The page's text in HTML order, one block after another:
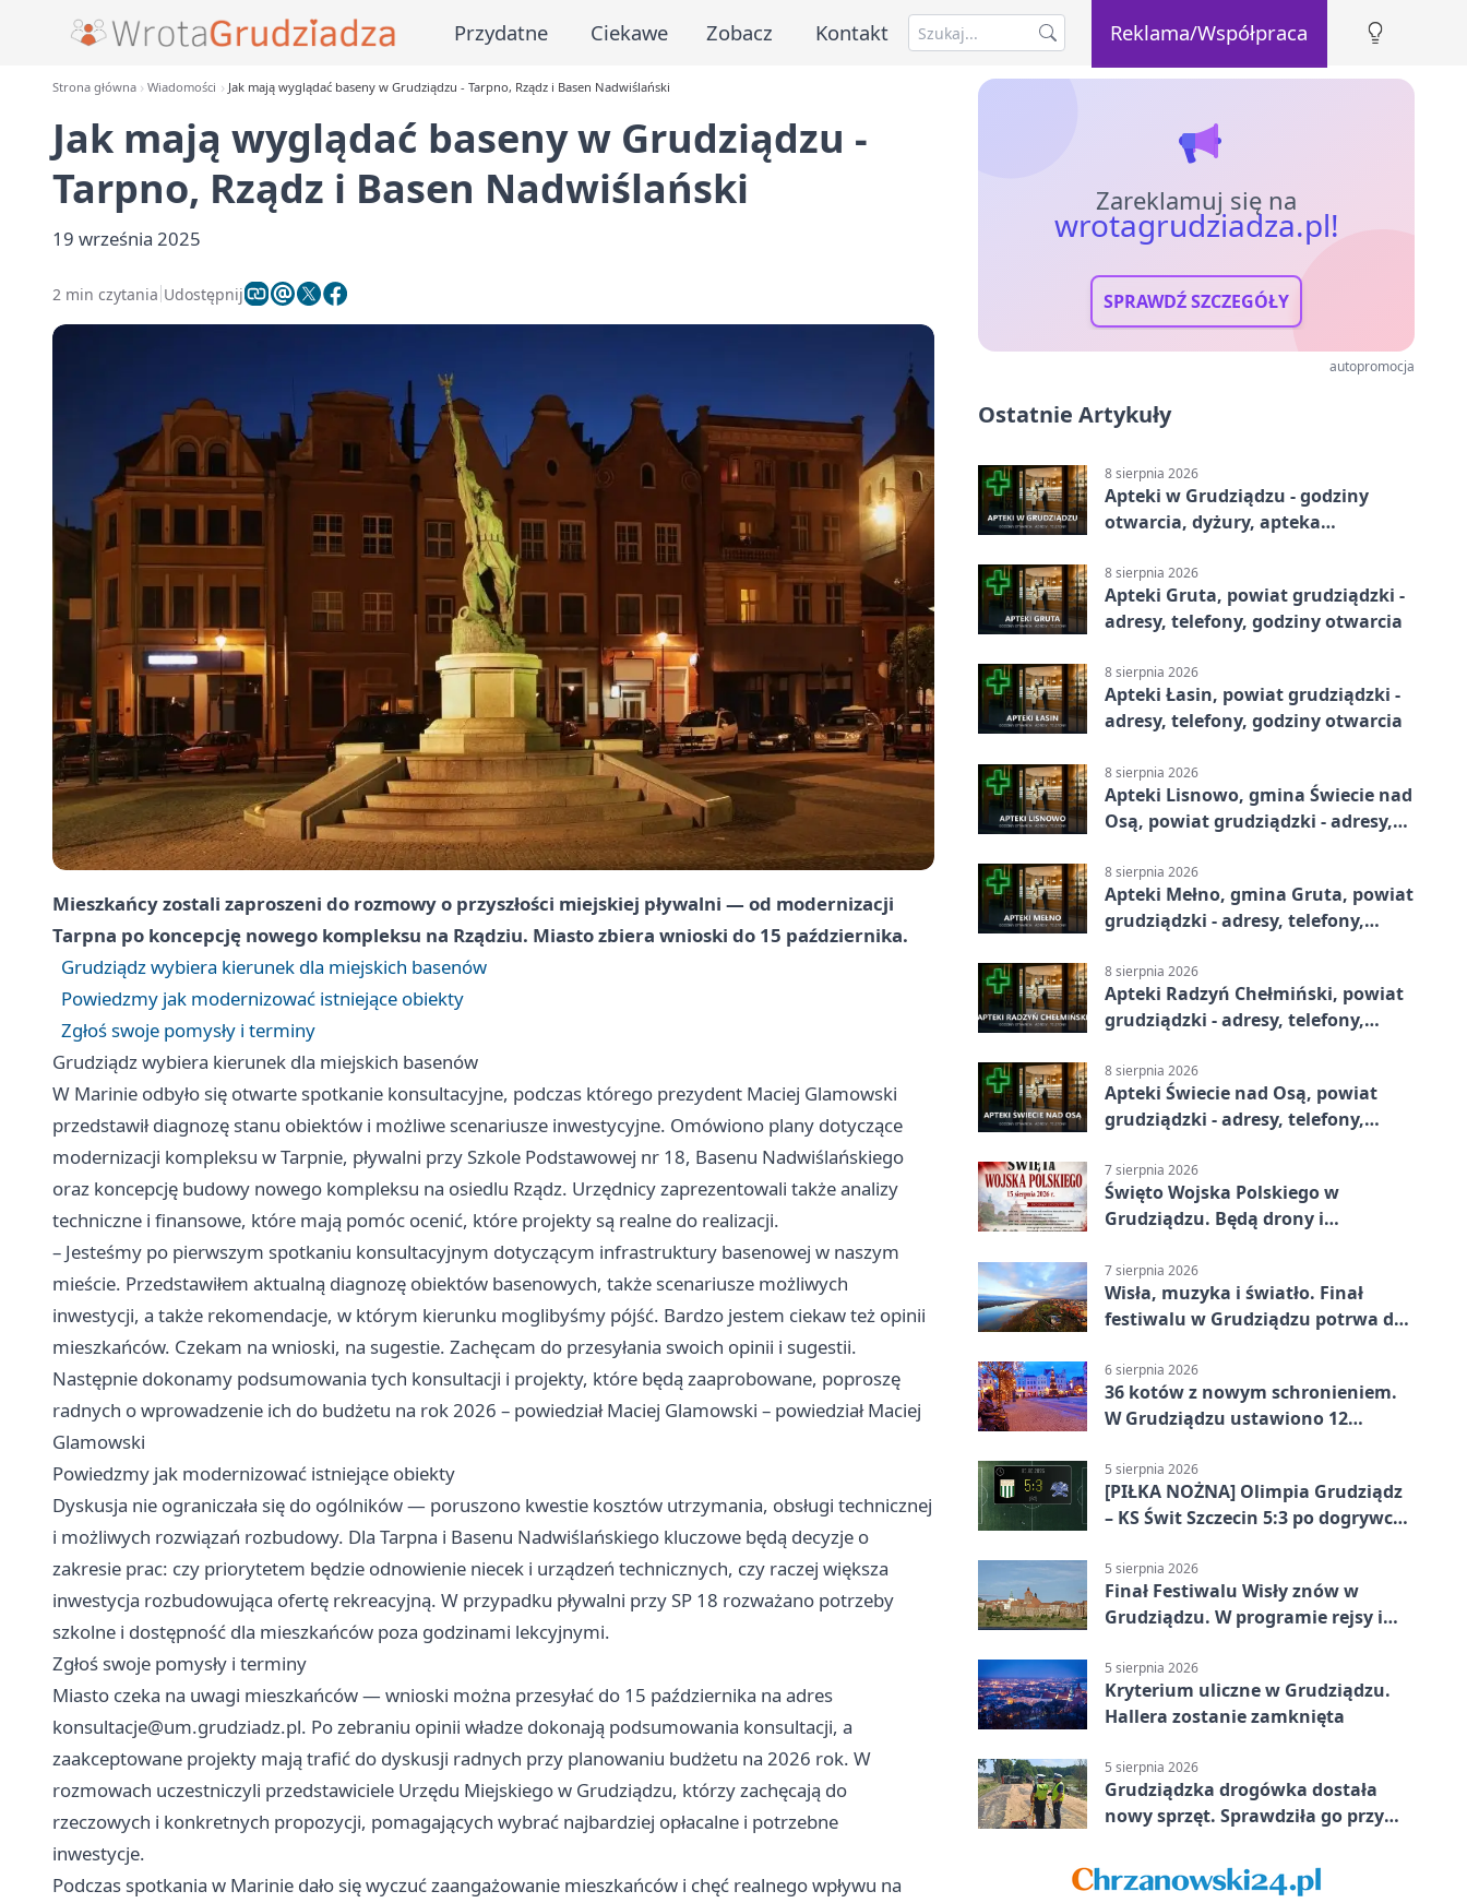
Przydatne Ciekawe Zobacz Kontakt Reklama/Współpraca
Strona główna Wiadomości Jak mają wyglądać baseny w Grudziądzu - Tarpno, Rządz i Basen Nadwiślański
Jak mają wyglądać baseny w Grudziądzu -
Tarpno, Rządz i Basen Nadwiślański
19 września 2025
2 min czytania Udostępnij
Mieszkańcy zostali zaproszeni do rozmowy o przyszłości miejskiej pływalni — od modernizacji
Tarpna po koncepcję nowego kompleksu na Rządziu. Miasto zbiera wnioski do 15 października.
Grudziądz wybiera kierunek dla miejskich basenów
Powiedzmy jak modernizować istniejące obiekty
Zgłoś swoje pomysły i terminy
Grudziądz wybiera kierunek dla miejskich basenów
W Marinie odbyło się otwarte spotkanie konsultacyjne, podczas którego prezydent Maciej Glamowski
przedstawił diagnozę stanu obiektów i możliwe scenariusze inwestycyjne. Omówiono plany dotyczące
modernizacji kompleksu w Tarpnie, pływalni przy Szkole Podstawowej nr 18, Basenu Nadwiślańskiego
oraz koncepcję budowy nowego kompleksu na osiedlu Rządz. Urzędnicy zaprezentowali także analizy
techniczne i finansowe, które mają pomóc ocenić, które projekty są realne do realizacji.
– Jesteśmy po pierwszym spotkaniu konsultacyjnym dotyczącym infrastruktury basenowej w naszym
mieście. Przedstawiłem aktualną diagnozę obiektów basenowych, także scenariusze możliwych
inwestycji, a także rekomendacje, w którym kierunku moglibyśmy pójść. Bardzo jestem ciekaw też opinii
mieszkańców. Czekam na wnioski, na sugestie. Zachęcam do przesyłania swoich opinii i sugestii.
Następnie dokonamy podsumowania tych konsultacji i projekty, które będą zaaprobowane, poproszę
radnych o wprowadzenie ich do budżetu na rok 2026 – powiedział Maciej Glamowski – powiedział Maciej
Glamowski
Powiedzmy jak modernizować istniejące obiekty
Dyskusja nie ograniczała się do ogólników — poruszono kwestie kosztów utrzymania, obsługi technicznej
i możliwych rozwiązań rozbudowy. Dla Tarpna i Basenu Nadwiślańskiego kluczowe będą decyzje o
zakresie prac: czy priorytetem będzie odnowienie niecek i urządzeń technicznych, czy raczej większa
inwestycja rozbudowująca ofertę rekreacyjną. W przypadku pływalni przy SP 18 rozważano potrzeby
szkolne i dostępność dla mieszkańców poza godzinami lekcyjnymi.
Zgłoś swoje pomysły i terminy
Miasto czeka na uwagi mieszkańców — wnioski można przesyłać do 15 października na adres
konsultacje@um.grudziadz.pl. Po zebraniu opinii władze dokonają podsumowania konsultacji, a
zaakceptowane projekty mają trafić do dyskusji radnych przy planowaniu budżetu na 2026 rok. W
rozmowach uczestniczyli przedstawiciele Urzędu Miejskiego w Grudziądzu, którzy zachęcają do
rzeczowych i konkretnych propozycji, pomagających wybrać najbardziej opłacalne i potrzebne
inwestycje.
Podczas spotkania w Marinie dało się wyczuć zaangażowanie mieszkańców i chęć realnego wpływu na
Zareklamuj się na
wrotagrudziadza.pl!
SPRAWDŹ SZCZEGÓŁY
autopromocja
Ostatnie Artykuły
8 sierpnia 2026
Apteki w Grudziądzu - godziny
otwarcia, dyżury, apteka
8 sierpnia 2026
Apteki Gruta, powiat grudziądzki -
adresy, telefony, godziny otwarcia
8 sierpnia 2026
Apteki Łasin, powiat grudziądzki -
adresy, telefony, godziny otwarcia
8 sierpnia 2026
Apteki Lisnowo, gmina Świecie nad
Osą, powiat grudziądzki - adresy,
8 sierpnia 2026
Apteki Mełno, gmina Gruta, powiat
grudziądzki - adresy, telefony,
8 sierpnia 2026
Apteki Radzyń Chełmiński, powiat
grudziądzki - adresy, telefony,
8 sierpnia 2026
Apteki Świecie nad Osą, powiat
grudziądzki - adresy, telefony,
7 sierpnia 2026
Święto Wojska Polskiego w
Grudziądzu. Będą drony i
7 sierpnia 2026
Wisła, muzyka i światło. Finał
festiwalu w Grudziądzu potrwa do
6 sierpnia 2026
36 kotów z nowym schronieniem.
W Grudziądzu ustawiono 12
5 sierpnia 2026
[PIŁKA NOŻNA] Olimpia Grudziądz
– KS Świt Szczecin 5:3 po dogrywce
odwrócili losy meczu
5 sierpnia 2026
Finał Festiwalu Wisły znów w
Grudziądzu. W programie rejsy i
5 sierpnia 2026
Kryterium uliczne w Grudziądzu.
Hallera zostanie zamknięta
5 sierpnia 2026
Grudziądzka drogówka dostała
nowy sprzęt. Sprawdziła go przy